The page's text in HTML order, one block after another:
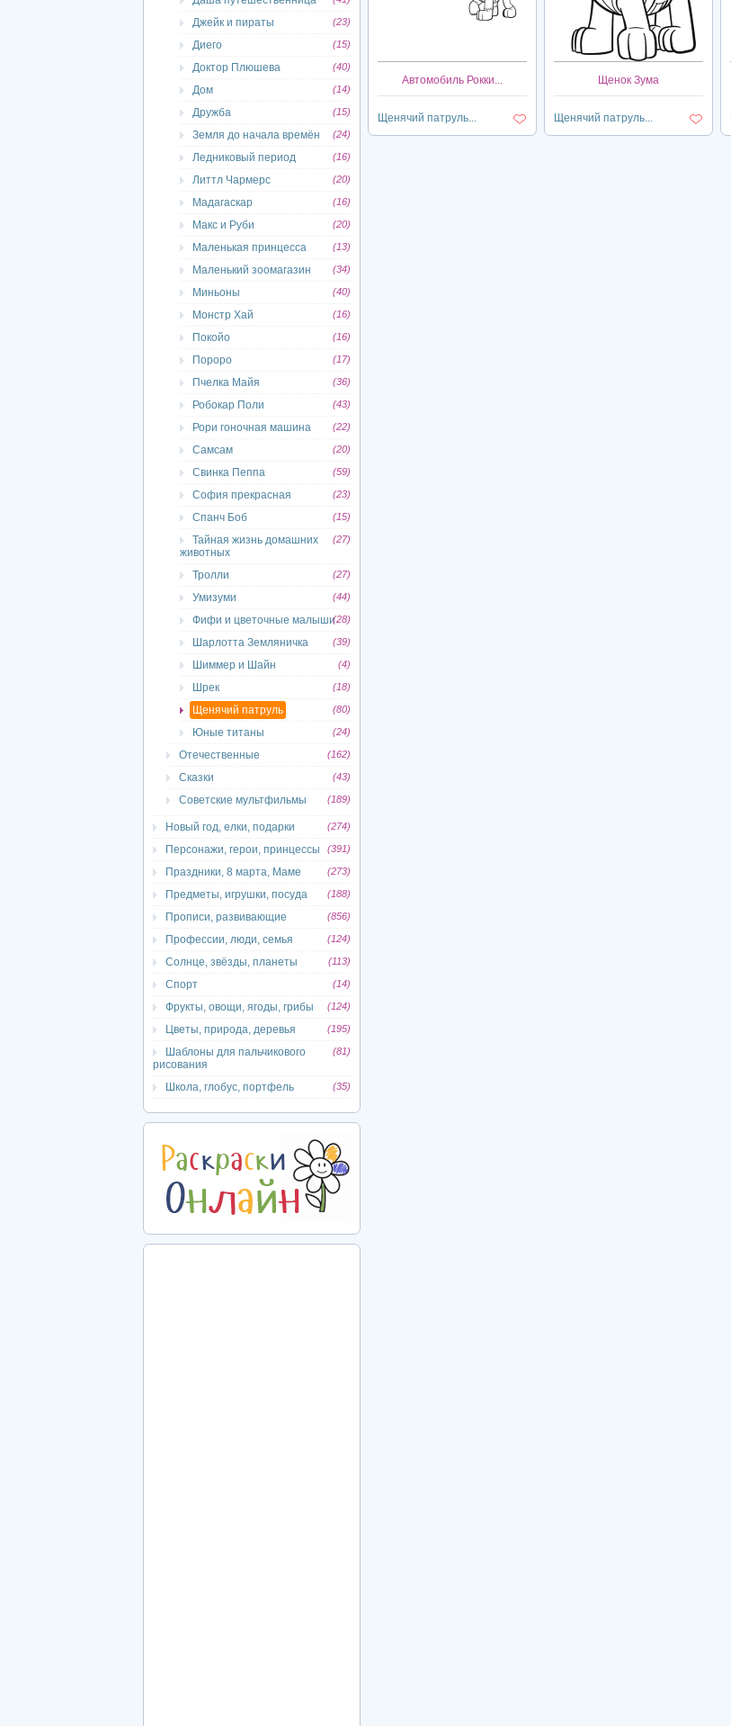
Джейк и пираты (23)
Диего (15)
Доктор Плюшева (40)
Дом (14)
Дружба (15)
Земля до начала времён (24)
Ледниковый период (16)
Литтл Чармерс (20)
Мадагаскар (16)
Макс и Руби (20)
Маленькая принцесса (13)
Маленький зоомагазин (34)
Миньоны (40)
Монстр Хай (16)
Покойо (16)
Пороро (17)
Пчелка Майя (36)
Робокар Поли (43)
Рори гоночная машина (22)
Самсам (20)
Свинка Пеппа (59)
София прекрасная (23)
Спанч Боб (15)
Тайная жизнь домашних
животных
(27)
Тролли (27)
Умизуми (44)
Фифи и цветочные малыши(28)
Шарлотта Земляничка (39)
Шиммер и Шайн (4)
Шрек (18)
Щенячий патруль (80)
Юные титаны (24)
Отечественные (162)
Сказки (43)
Советские мультфильмы (189)
Новый год, елки, подарки (274)
Персонажи, герои, принцессы (391)
Праздники, 8 марта, Маме (273)
Предметы, игрушки, посуда (188)
Прописи, развивающие (856)
Профессии, люди, семья (124)
Солнце, звёзды, планеты (113)
Спорт (14)
Фрукты, овощи, ягоды, грибы (124)
Цветы, природа, деревья (195)
Шаблоны для пальчикового
рисования
(81)
Школа, глобус, портфель (35)
Автомобиль Рокки...
Щенячий патруль...
Щенок Зума
Щенячий патруль...